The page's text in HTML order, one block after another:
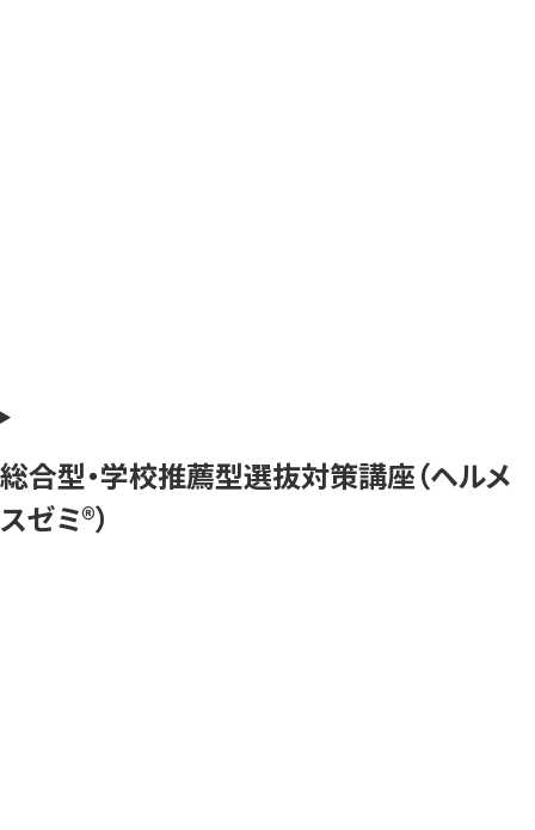
総合型・学校推薦型選抜対策講座（ヘルメ
スゼミ®）